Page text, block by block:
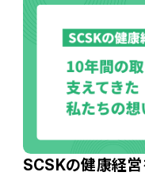
SCSKの健康経